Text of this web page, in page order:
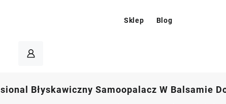
Sklep Blog
Błyskawiczny Samoopalacz W Balsamie